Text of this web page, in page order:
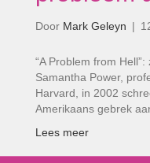
Door Mark Geleyn |
“A Problem from
Samantha Power,
Harvard, in 2002
Amerikaans gebrek
Lees meer